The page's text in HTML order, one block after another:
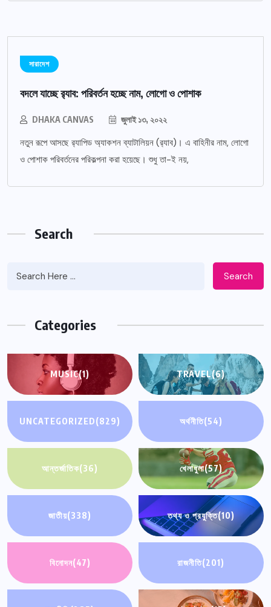
সারাদেশ
বদলে যাচ্ছে র‌্যাব: পরিবর্তন হচ্ছে নাম, লোগো ও পোশাক
DHAKA CANVAS জুলাই ১৩, ২০২২
নতুন রূপে আসছে র‌্যাপিড অ্যাকশন ব্যাটালিয়ন (র‌্যাব)। এ বাহিনীর নাম, লোগো
ও পোশাক পরিবর্তনের পরিকল্পনা করা হয়েছে। শুধু তা-ই নয়,
Search
Search
Categories
MUSIC(1) TRAVEL(6)
UNCATEGORIZED(829) অর্থনীতি(54)
আন্তর্জাতিক(36) খেলাধুলা(57)
জাতীয়(338) তথ্য ও প্রযুক্তি(10)
বিনোদন(47) রাজনীতি(201)